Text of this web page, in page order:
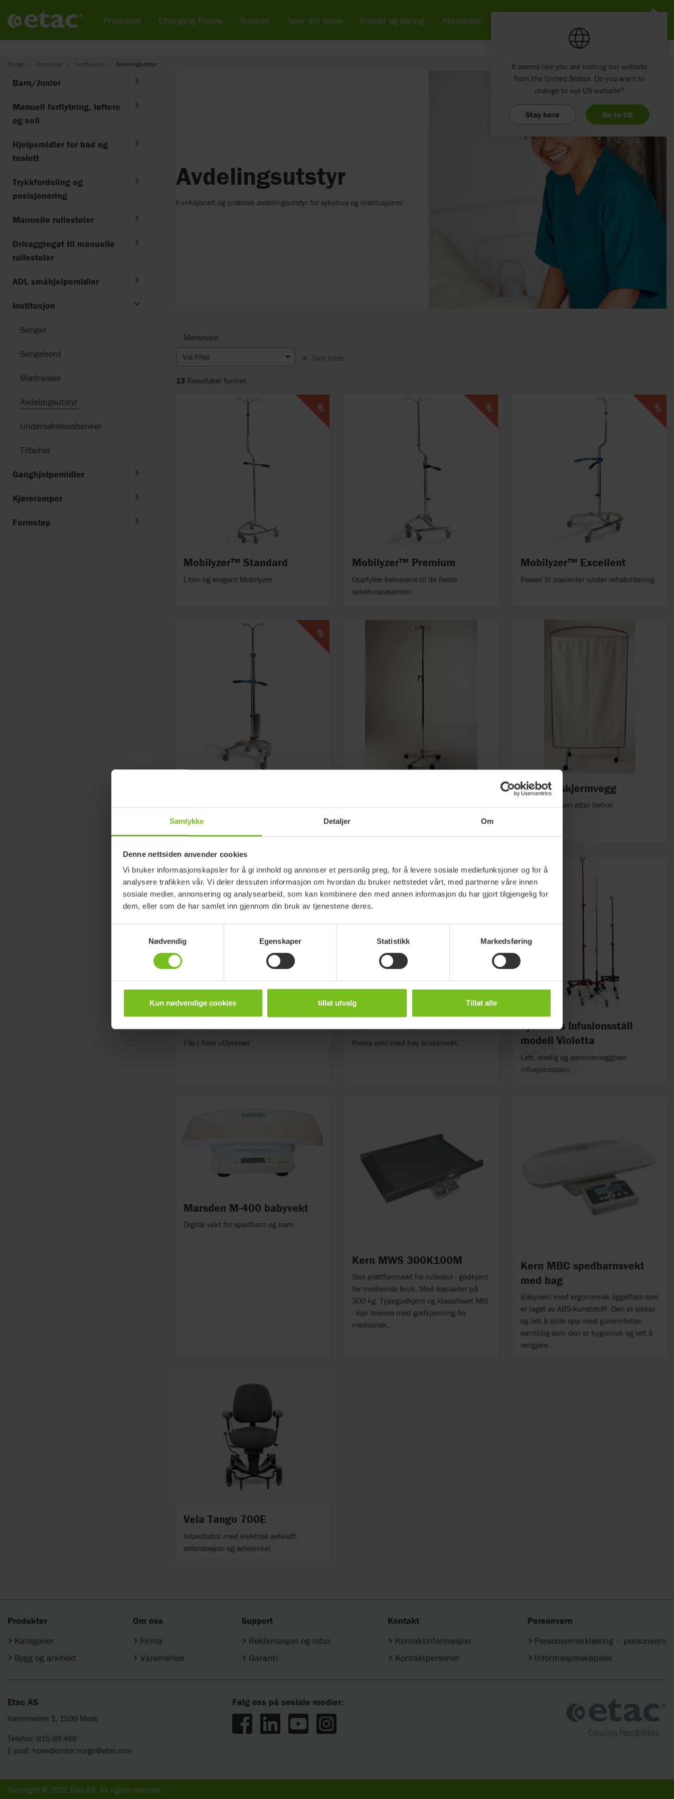
Samtykke Detaljer Om
Denne nettsiden anvender cookies
Vi bruker informasjonskapsler for å gi innhold og annonser et personlig preg, for å levere sosiale mediefunksjoner og for å
analysere trafikken vår. Vi deler dessuten informasjon om hvordan du bruker nettstedet vårt, med partnerne våre innen
sosiale medier, annonsering og analysearbeid, som kan kombinere den med annen informasjon du har gjort tilgjengelig for
dem, eller som de har samlet inn gjennom din bruk av tjenestene deres.
Nødvendig
Egenskaper Statistikk Markedsføring
Kun nødvendige cookies tillat utvalg Tillat alle
Norge Produkter Institusjon Avdelingsutstyr
Barn/Junior
Manuell forflytning, løftere
og seil
Hjelpemidler for bad og
toalett
Trykkfordeling og
posisjonering
Manuelle rullestoler
Drivaggregat til manuelle
rullestoler
ADL småhjelpemidler
Institusjon
Senger
Sengebord
Madrasser
Avdelingsutstyr
Undersøkelsesbenker
Tilbehør
Ganghjelpemidler
Kjøreramper
Formstøp
Avdelingsutstyr
Funksjonelt og praktisk avdelingsutstyr for sykehus og institusjoner.
Merkevare
Vis filter
Tøm filter
13 Resultater funnet
Ny
Mobilyzer™ Standard
Liten og elegant Mobilyzer.
Ny
Mobilyzer™ Premium
Oppfyller behovene til de fleste
sykehuspasienter.
Ny
Mobilyzer™ Excellent
Passer til pasienter under rehabilitering.
Ny
Med elektrisk justerbar infusjonsstang
som minimerer fysisk belastning for
pleieren.
Stabilt og robust
Svithun skjermvegg
Settes sammen etter behov
Svithun trillebord
Fås i flere utførelser
Marsden M-200 vekt
Presis vekt med høy brukervekt.
Sjöbloms Infusionsställ
modell Violetta
Lett, stødig og sammenleggbart
infusjonsstativ.
Marsden M-400 babyvekt
Digital vekt for spedbarn og barn.
Kern MWS 300K100M
Stor plattformvekt for rullestol - godkjent
for medisinsk bruk. Med kapasitet på
300 kg. Typegodkjent og klassifisert MIII
- kan leveres med godkjenning for
medisinsk...
Kern MBC spedbarnsvekt
med bag
Babyvekt med ergonomisk liggeflate som
er laget av ABS-kunststoff. Den er sikker
og lett å stille opp med gummiføtter,
samtidig som den er hygienisk og lett å
rengjøre....
Vela Tango 700E
Arbeidsstol med elektrisk seteløft,
seterotasjon og setevinkel
Produkter
Kategorier
Bygg og arkitekt
Om oss
Firma
Varemerker
Support
Reklamasjon og retur
Garanti
Kontakt
Kontaktinformasjon
Kontaktpersoner
Personvern
Personvernerklæring – personvern
Informasjonskapsler
Etac AS
Vanemveien 1, 1599 Moss
Telefon: 815 69 469
E-post: hovedkontor.norge@etac.com
Følg oss på sosiale medier:
Copyright © 2021 Etac AB. All rights reserved.
Produkter Changing Places Support Spor din ordre Innsikt og læring Aktiviteter
It seems like you are visiting our website
from the United States. Do you want to
change to our US website?
Stay here Go to US